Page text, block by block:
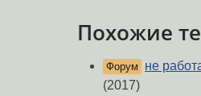
Похожие
Форум
не
(2017)